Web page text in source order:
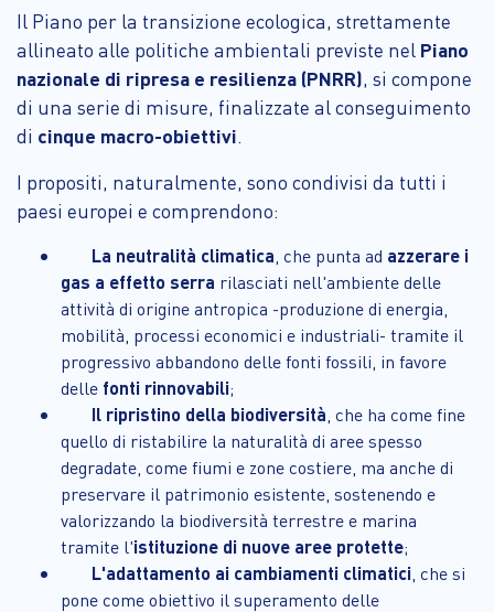
Il Piano per la transizione ecologica, strettamente
allineato alle politiche ambientali previste nel Piano
nazionale di ripresa e resilienza (PNRR), si compone
di una serie di misure, finalizzate al conseguimento
di cinque macro-obiettivi.
I propositi, naturalmente, sono condivisi da tutti i
paesi europei e comprendono:
La neutralità climatica , che punta ad azzerare i
gas a effetto serra rilasciati nell'ambiente delle
attività di origine antropica -produzione di energia,
mobilità, processi economici e industriali- tramite il
progressivo abbandono delle fonti fossili, in favore
delle fonti rinnovabili;
Il ripristino della biodiversità , che ha come fine
quello di ristabilire la naturalità di aree spesso
degradate, come fiumi e zone costiere, ma anche di
preservare il patrimonio esistente, sostenendo e
valorizzando la biodiversità terrestre e marina
tramite l'istituzione di nuove aree protette;
L'adattamento ai cambiamenti climatici , che si
pone come obiettivo il superamento delle